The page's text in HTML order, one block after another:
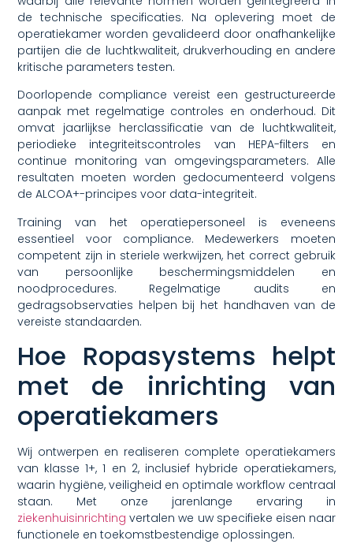
de technische specificaties. Na oplevering moet de
operatiekamer worden gevalideerd door onafhankelijke
partijen die de luchtkwaliteit, drukverhouding en andere
kritische parameters testen.
Doorlopende compliance vereist een gestructureerde
aanpak met regelmatige controles en onderhoud. Dit
omvat jaarlijkse herclassificatie van de luchtkwaliteit,
periodieke integriteitscontroles van HEPA-filters en
continue monitoring van omgevingsparameters. Alle
resultaten moeten worden gedocumenteerd volgens
de ALCOA+-principes voor data-integriteit.
Training van het operatiepersoneel is eveneens
essentieel voor compliance. Medewerkers moeten
competent zijn in steriele werkwijzen, het correct gebruik
van persoonlijke beschermingsmiddelen en
noodprocedures. Regelmatige audits en
gedragsobservaties helpen bij het handhaven van de
vereiste standaarden.
Hoe Ropasystems helpt
met de inrichting van
operatiekamers
Wij ontwerpen en realiseren complete operatiekamers
van klasse 1+, 1 en 2, inclusief hybride operatiekamers,
waarin hygiëne, veiligheid en optimale workflow centraal
staan. Met onze jarenlange ervaring in
ziekenhuisinrichting vertalen we uw specifieke eisen naar
functionele en toekomstbestendige oplossingen.